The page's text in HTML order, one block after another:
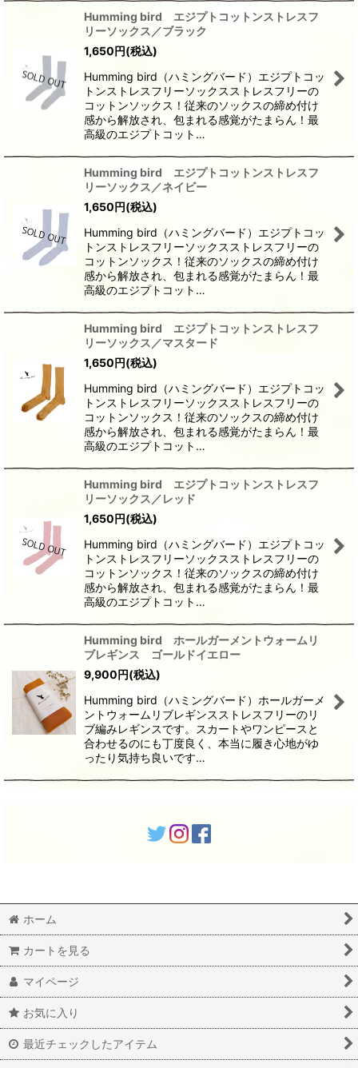
Humming bird エジプトコットンストレスフ
リーソックス／ブラック
1,650円(税込)
Humming bird（ハミングバード）エジプトコッ
トンストレスフリーソックスストレスフリーの
コットンソックス！従来のソックスの締め付け
感から解放され、包まれる感覚がたまらん！最
高級のエジプトコット…
Humming bird エジプトコットンストレスフ
リーソックス／ネイビー
1,650円(税込)
Humming bird（ハミングバード）エジプトコッ
トンストレスフリーソックスストレスフリーの
コットンソックス！従来のソックスの締め付け
感から解放され、包まれる感覚がたまらん！最
高級のエジプトコット…
Humming bird エジプトコットンストレスフ
リーソックス／マスタード
1,650円(税込)
Humming bird（ハミングバード）エジプトコッ
トンストレスフリーソックスストレスフリーの
コットンソックス！従来のソックスの締め付け
感から解放され、包まれる感覚がたまらん！最
高級のエジプトコット…
Humming bird エジプトコットンストレスフ
リーソックス／レッド
1,650円(税込)
Humming bird（ハミングバード）エジプトコッ
トンストレスフリーソックスストレスフリーの
コットンソックス！従来のソックスの締め付け
感から解放され、包まれる感覚がたまらん！最
高級のエジプトコット…
Humming bird ホールガーメントウォームリ
ブレギンス ゴールドイエロー
9,900円(税込)
Humming bird（ハミングバード）ホールガーメ
ントウォームリブレギンスストレスフリーのリ
ブ編みレギンスです。スカートやワンピースと
合わせるのにも丁度良く、本当に履き心地がゆ
ったり気持ち良いです…
ホーム
カートを見る
マイページ
お気に入り
最近チェックしたアイテム